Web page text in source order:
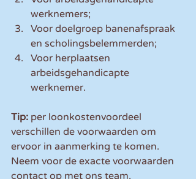
werknemers;
Voor doelgroep banenafspraak
en scholingsbelemmerden;
Voor herplaatsen
arbeidsgehandicapte
werknemer.
Tip: per loonkostenvoordeel
verschillen de voorwaarden om
ervoor in aanmerking te komen.
Neem voor de exacte voorwaarden
contact op met ons team.